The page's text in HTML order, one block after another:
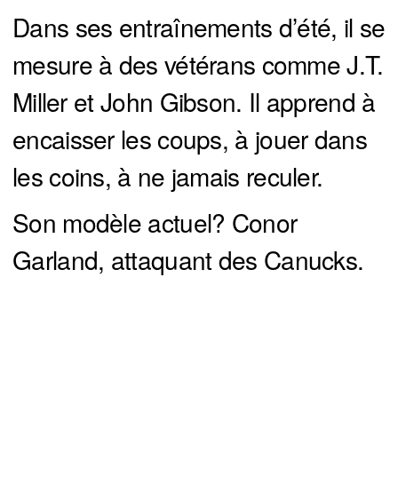
Dans ses entraînements d’été, il se
mesure à des vétérans comme J.T.
Miller et John Gibson. Il apprend à
encaisser les coups, à jouer dans
les coins, à ne jamais reculer.
Son modèle actuel? Conor
Garland, attaquant des Canucks.